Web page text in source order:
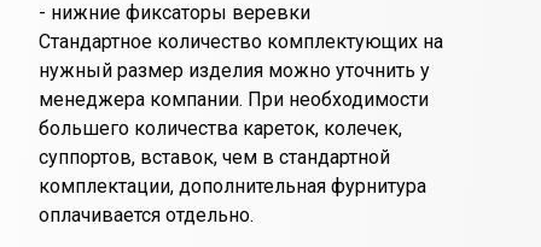
- нижние фиксаторы веревки
Стандартное количество комплектующих на
нужный размер изделия можно уточнить у
менеджера компании. При необходимости
большего количества кареток, колечек,
суппортов, вставок, чем в стандартной
комплектации, дополнительная фурнитура
оплачивается отдельно.